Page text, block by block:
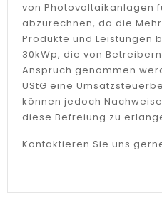
von Photovoltaikanlagen
abzurechnen, da die
Produkte und Leistungen
30kWp, die von
Anspruch genommen
UStG eine
können jedoch
diese Befreiung zu
Kontaktieren Sie uns